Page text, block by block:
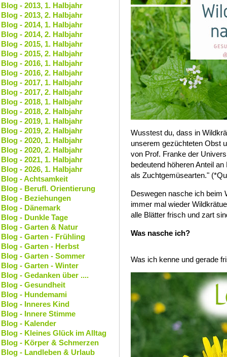
Wusstest du, dass in
unserem gezüchteten Obst
von Prof. Franke der
bedeutend höheren Anteil
als Zuchtgemüsearten."
Deswegen nasche ich beim
immer mal wieder
alle Blätter frisch und zart
Was nasche ich?
Was ich kenne und gerade
Blog - 2013, 1. Halbjahr
Blog - 2013, 2. Halbjahr
Blog - 2014, 1. Halbjahr
Blog - 2014, 2. Halbjahr
Blog - 2015, 1. Halbjahr
Blog - 2015, 2. Halbjahr
Blog - 2016, 1. Halbjahr
Blog - 2016, 2. Halbjahr
Blog - 2017, 1. Halbjahr
Blog - 2017, 2. Halbjahr
Blog - 2018, 1. Halbjahr
Blog - 2018, 2. Halbjahr
Blog - 2019, 1. Halbjahr
Blog - 2019, 2. Halbjahr
Blog - 2020, 1. Halbjahr
Blog - 2020, 2. Halbjahr
Blog - 2021, 1. Halbjahr
Blog - 2026, 1. Halbjahr
Blog - Achtsamkeit
Blog - Berufl. Orientierung
Blog - Beziehungen
Blog - Dänemark
Blog - Dunkle Tage
Blog - Garten & Natur
Blog - Garten - Frühling
Blog - Garten - Herbst
Blog - Garten - Sommer
Blog - Garten - Winter
Blog - Gedanken über ....
Blog - Gesundheit
Blog - Hundemami
Blog - Inneres Kind
Blog - Innere Stimme
Blog - Kalender
Blog - Kleines Glück im Alltag
Blog - Körper & Schmerzen
Blog - Landleben & Urlaub